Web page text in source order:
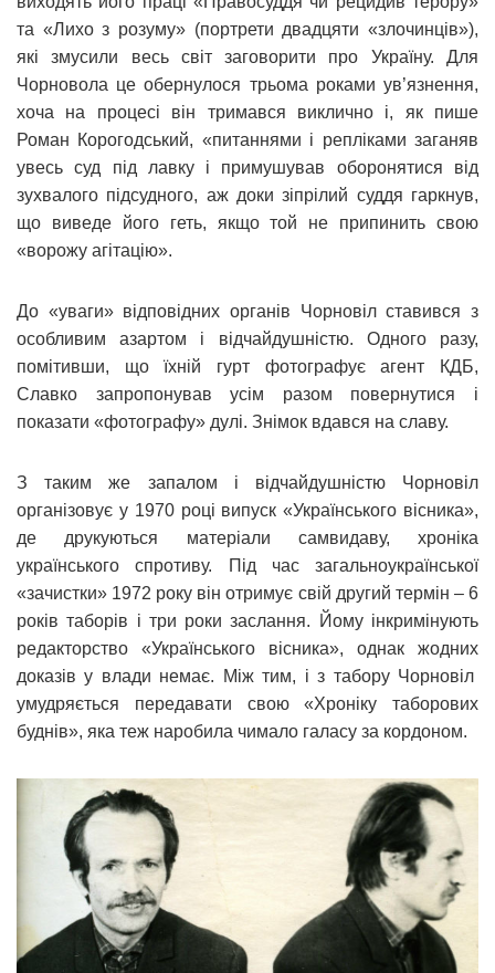
та «Лихо з розуму» (портрети двадцяти «злочинців»),
які змусили весь світ заговорити про Україну. Для
Чорновола це обернулося трьома роками ув’язнення,
хоча на процесі він тримався виклично і, як пише
Роман Корогодський, «питаннями і репліками заганяв
увесь суд під лавку і примушував оборонятися від
зухвалого підсудного, аж доки зіпрілий суддя гаркнув,
що виведе його геть, якщо той не припинить свою
«ворожу агітацію».
До «уваги» відповідних органів Чорновіл ставився з
особливим азартом і відчайдушністю. Одного разу,
помітивши, що їхній гурт фотографує агент КДБ,
Славко запропонував усім разом повернутися і
показати «фотографу» дулі. Знімок вдався на славу.
З таким же запалом і відчайдушністю Чорновіл
організовує у 1970 році випуск «Українського вісника»,
де друкуються матеріали самвидаву, хроніка
українського спротиву. Під час загальноукраїнської
«зачистки» 1972 року він отримує свій другий термін – 6
років таборів і три роки заслання. Йому інкримінують
редакторство «Українського вісника», однак жодних
доказів у влади немає. Між тим, і з табору Чорновіл
умудряється передавати свою «Хроніку таборових
буднів», яка теж наробила чимало галасу за кордоном.